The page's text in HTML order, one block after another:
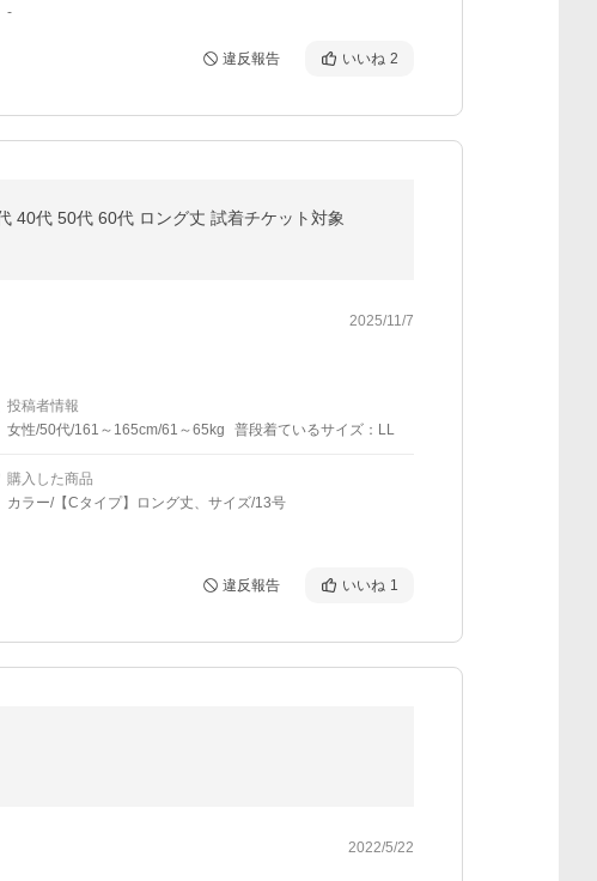
-
違反報告 いいね 2
40代 50代 60代 ロング丈 試着チケット対象
2025/11/7
投稿者情報
女性/50代/161～165cm/61～65kg
普段着ているサイズ：LL
購入した商品
カラー/【Cタイプ】ロング丈、サイズ/13号
違反報告 いいね 1
2022/5/22